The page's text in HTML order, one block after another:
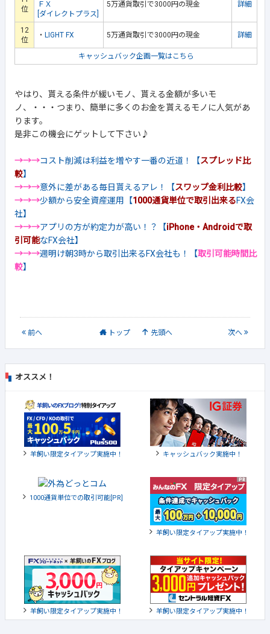
位
ＦＸ
[ダイレクトプラス]
5万通貨取引で3000円の現金 詳細
12
位
・ LIGHT FX 5万通貨取引で3000円の現金 詳細
キャッシュバック企画一覧はこちら
やはり、貰える条件が緩いモノ、貰える金額が多いモ
ノ、・・・つまり、簡単に多くのお金を貰えるモノに人気があ
ります。
是非この機会にゲットして下さい♪
→→→コスト削減は利益を増やす一番の近道！【スプレッド比
較】
→→→意外に差がある毎日貰えるアレ！【スワップ金利比較】
→→→少額から安全資産運用【1000通貨単位で取引出来るFX会
社】
→→→アプリの方が約定力が高い！？【iPhone・Androidで取
引可能なFX会社】
→→→週明け朝3時から取引出来るFX会社も！【取引可能時間比
較】
前へ トップ 先頭へ 次へ
オススメ！
羊飼い限定タイアップ実施中！ キャッシュバック実施中！
1000通貨単位での取引可能[PR]
羊飼い限定タイアップ実施中！
羊飼い限定タイアップ実施中！ 羊飼い限定タイアップ実施中！